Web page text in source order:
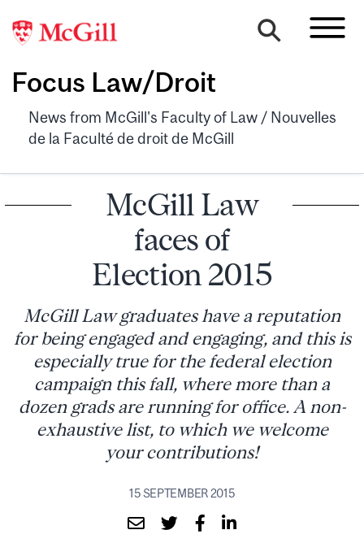
Focus Law/Droit
News from McGill's Faculty of Law / Nouvelles
de la Faculté de droit de McGill
McGill Law
faces of
Election 2015
McGill Law graduates have a reputation
for being engaged and engaging, and this is
especially true for the federal election
campaign this fall, where more than a
dozen grads are running for office. A non-
exhaustive list, to which we welcome
your contributions!
15 SEPTEMBER 2015